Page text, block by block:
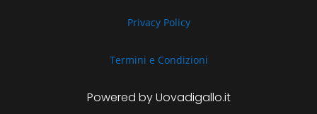
Privacy Policy
Termini e Condizioni
Powered by Uovadigallo.it